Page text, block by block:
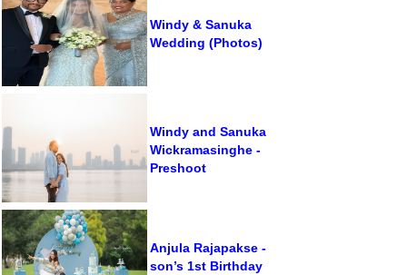
Windy & Sanuka
Wedding (Photos)
Windy and Sanuka
Wickramasinghe -
Preshoot
Anjula Rajapakse -
son’s 1st Birthday